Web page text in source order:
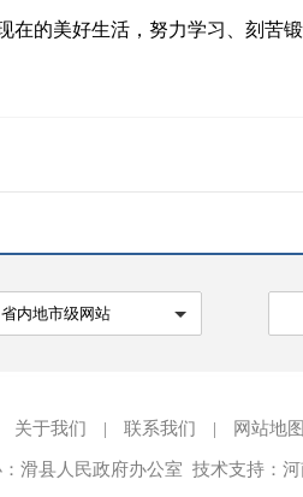
美好生活，努力学习、刻苦锻
省内地市级网站
关于我们 | 联系我们 | 网站地图
滑县人民政府办公室 技术支持：河